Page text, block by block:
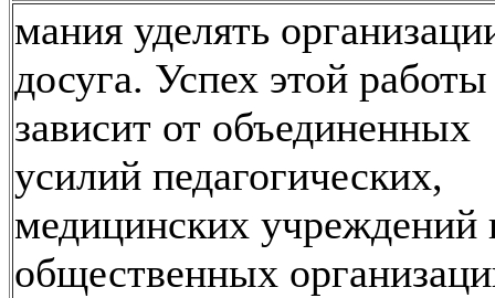
мания уделять
досуга. Успех этой работы
зависит от объединенных
усилий педагогических,
медицинских учреждений
общественных